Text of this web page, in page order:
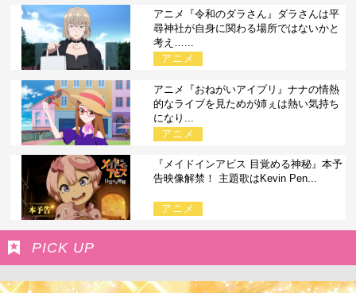
アニメ『令和のダラさん』ダラさんは平
尋神社が自身に関わる場所ではないかと
考え…...
アニメ
アニメ『おねがいアイプリ』ナナの情熱
的なライブを見ためが姉ぇは熱い気持ち
になり...
アニメ
『メイドインアビス 目覚める神秘』本予
告映像解禁！ 主題歌はKevin Pen...
アニメ
PICK UP